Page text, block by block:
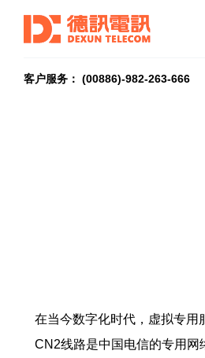
客户服务： (00886)-982-263-666
在当今数字化时代，虚拟专用
CN2线路是中国电信的专用